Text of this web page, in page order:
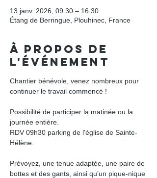
13 janv. 2026, 09:30 – 16:30
Étang de Berringue, Plouhinec, France
À propos de
l'événement
Chantier bénévole, venez nombreux pour
continuer le travail commencé !
Possibilité de participer la matinée ou la
journée entière.
RDV 09h30 parking de l'église de Sainte-
Hélène.
Prévoyez, une tenue adaptée, une paire de
bottes et des gants, ainsi qu’un pique-nique